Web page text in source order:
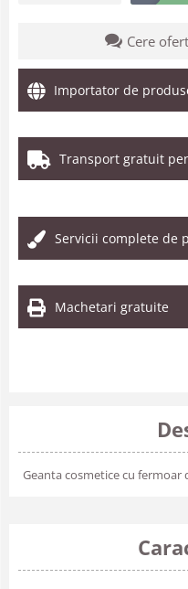
Cere
Importator de
Transport gratuit
Servicii complete de
Machetari gratuite
Geanta cosmetice cu fermoar